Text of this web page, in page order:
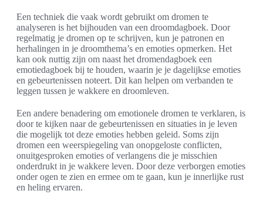
Een techniek die vaak wordt gebruikt om dromen te
analyseren is het bijhouden van een droomdagboek. Door
regelmatig je dromen op te schrijven, kun je patronen en
herhalingen in je droomthema’s en emoties opmerken. Het
kan ook nuttig zijn om naast het dromendagboek een
emotiedagboek bij te houden, waarin je je dagelijkse emoties
en gebeurtenissen noteert. Dit kan helpen om verbanden te
leggen tussen je wakkere en droomleven.
Een andere benadering om emotionele dromen te verklaren, is
door te kijken naar de gebeurtenissen en situaties in je leven
die mogelijk tot deze emoties hebben geleid. Soms zijn
dromen een weerspiegeling van onopgeloste conflicten,
onuitgesproken emoties of verlangens die je misschien
onderdrukt in je wakkere leven. Door deze verborgen emoties
onder ogen te zien en ermee om te gaan, kun je innerlijke rust
en heling ervaren.